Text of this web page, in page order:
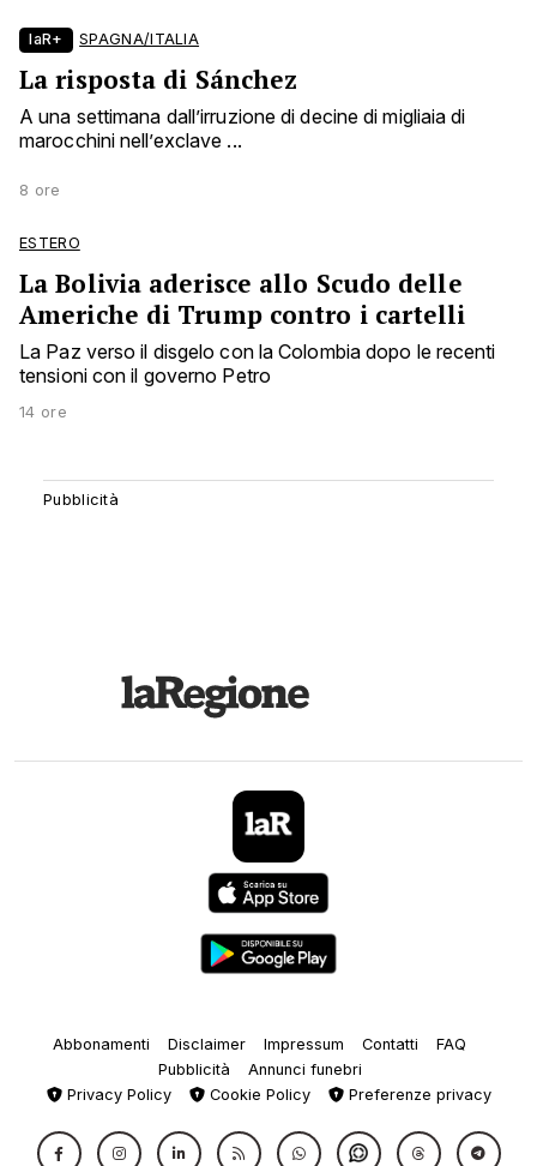
laR+ SPAGNA/ITALIA
La risposta di Sánchez
A una settimana dall’irruzione di decine di migliaia di
marocchini nell’exclave ...
8 ore
ESTERO
La Bolivia aderisce allo Scudo delle
Americhe di Trump contro i cartelli
La Paz verso il disgelo con la Colombia dopo le recenti
tensioni con il governo Petro
14 ore
Abbonamenti Disclaimer Impressum Contatti
FAQ
Pubblicità
Annunci funebri
Privacy Policy
Cookie Policy Preferenze privacy